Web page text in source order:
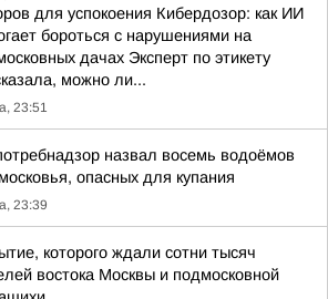
для успокоения Кибердозор: как ИИ
бороться с нарушениями на
дачах Эксперт по этикету
можно ли...
23:51
назвал восемь водоёмов
опасных для купания
23:39
которого ждали сотни тысяч
востока Москвы и подмосковной